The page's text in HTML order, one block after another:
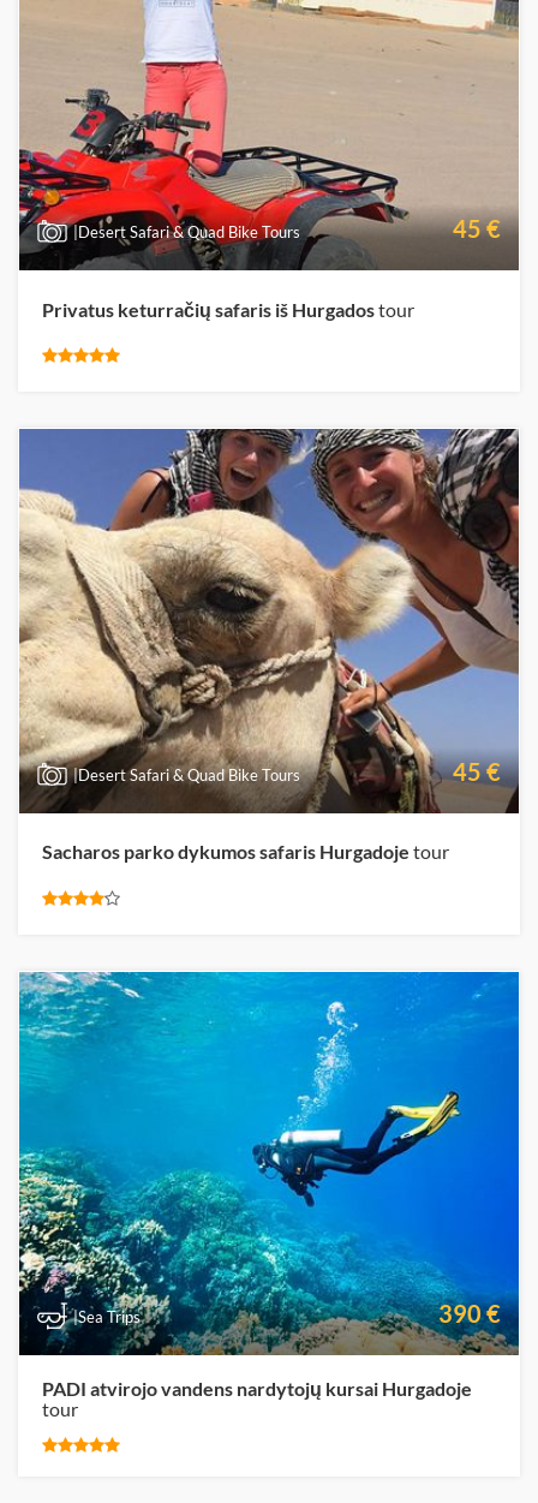
|Desert Safari & Quad Bike Tours 45 €
Privatus keturračių safaris iš Hurgadostour
|Desert Safari & Quad Bike Tours 45 €
Sacharos parko dykumos safaris Hurgadoje tour
|Sea Trips 390 €
PADI atvirojo vandens nardytojų kursai Hurgadoje
tour